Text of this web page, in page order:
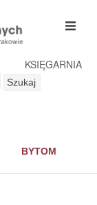
KSIĘGARNIA
Szukaj
BYTOM